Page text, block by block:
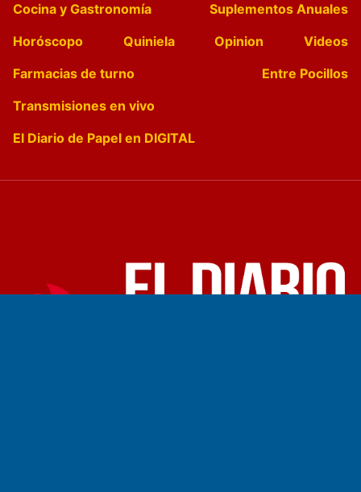
Cocina y Gastronomía
Suplementos Anuales
Horóscopo
Quiniela Opinion
Videos
Farmacias de turno
Entre Pocillos
Transmisiones en vivo
El Diario de Papel en DIGITAL